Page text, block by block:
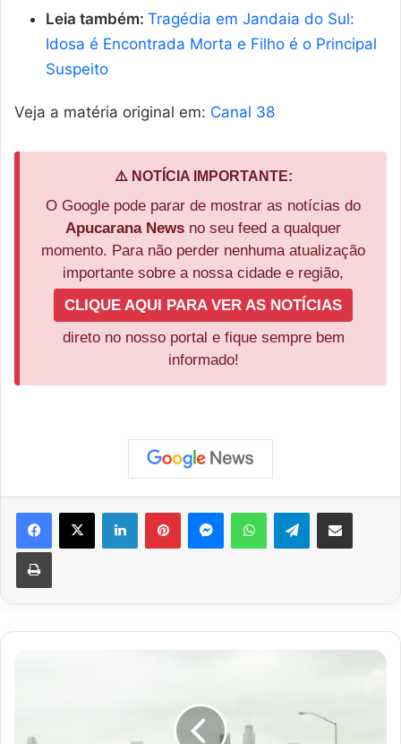
Leia também: Tragédia em Jandaia do Sul:
Idosa é Encontrada Morta e Filho é o Principal
Suspeito
Veja a matéria original em: Canal 38
⚠️ NOTÍCIA IMPORTANTE:
O Google pode parar de mostrar as notícias do
Apucarana News no seu feed a qualquer
momento. Para não perder nenhuma atualização
importante sobre a nossa cidade e região,
CLIQUE AQUI PARA VER AS NOTÍCIAS
direto no nosso portal e fique sempre bem
informado!
Facebook
X LinkedinPinterestMessengerWhatsAppTelegramCompartilhar via e-mail
Imprimir